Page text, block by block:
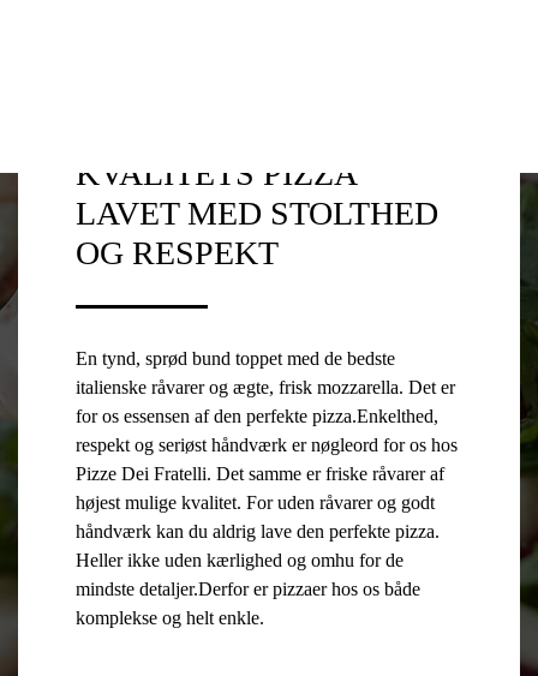
KVALITETS PIZZA
LAVET MED STOLTHED
OG RESPEKT
En tynd, sprød bund toppet med de bedste
italienske råvarer og ægte, frisk mozzarella. Det er
for os essensen af den perfekte pizza.Enkelthed,
respekt og seriøst håndværk er nøgleord for os hos
Pizze Dei Fratelli. Det samme er friske råvarer af
højest mulige kvalitet. For uden råvarer og godt
håndværk kan du aldrig lave den perfekte pizza.
Heller ikke uden kærlighed og omhu for de
mindste detaljer.Derfor er pizzaer hos os både
komplekse og helt enkle.